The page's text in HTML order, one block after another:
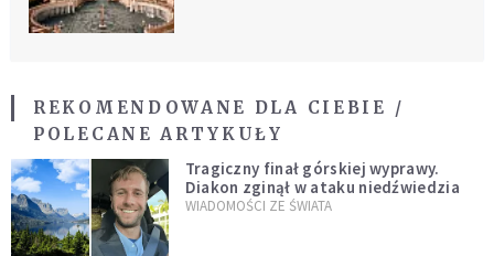
REKOMENDOWANE DLA CIEBIE /
POLECANE ARTYKUŁY
Tragiczny finał górskiej wyprawy.
Diakon zginął w ataku niedźwiedzia
WIADOMOŚCI ZE ŚWIATA